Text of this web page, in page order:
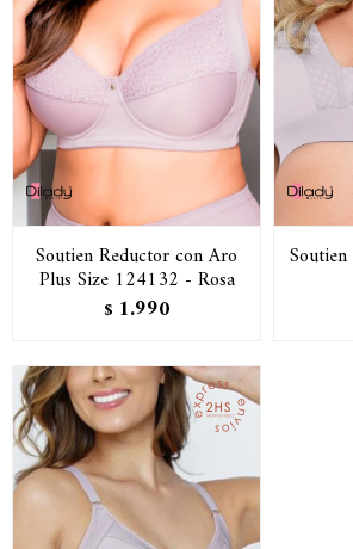
Soutien Reductor con Aro
Plus Size 124132 - Rosa
$ 1.990